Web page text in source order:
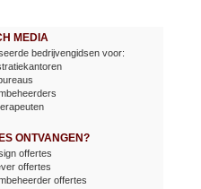
MEDIA
bedrijvengidsen voor:
ONTVANGEN?
offertes
offertes
offertes